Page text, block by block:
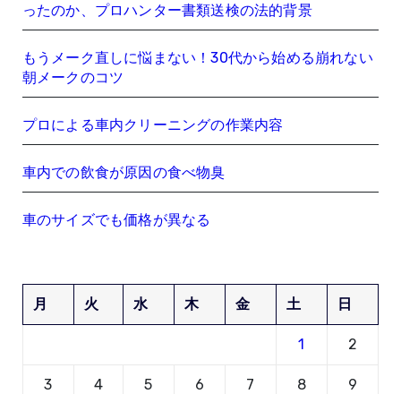
ったのか、プロハンター書類送検の法的背景
もうメーク直しに悩まない！30代から始める崩れない
朝メークのコツ
プロによる車内クリーニングの作業内容
車内での飲食が原因の食べ物臭
車のサイズでも価格が異なる
月 火 水 木 金 土 日
1 2
3 4 5 6 7 8 9